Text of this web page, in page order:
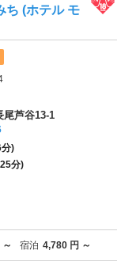
ち (ホテル モ
のうち3.5
尾芦谷13-1
)
分)
宿泊 4,780 円 ～